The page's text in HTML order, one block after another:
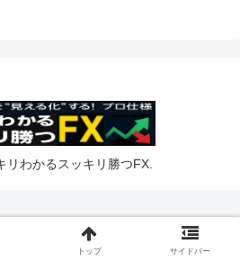
リわかるスッキリ勝つFX.
トップ サイドバー